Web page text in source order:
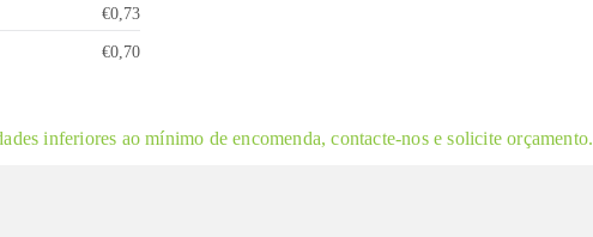
€0,73
€0,70
inferiores ao mínimo de encomenda, contacte-nos e solicite orçamento.